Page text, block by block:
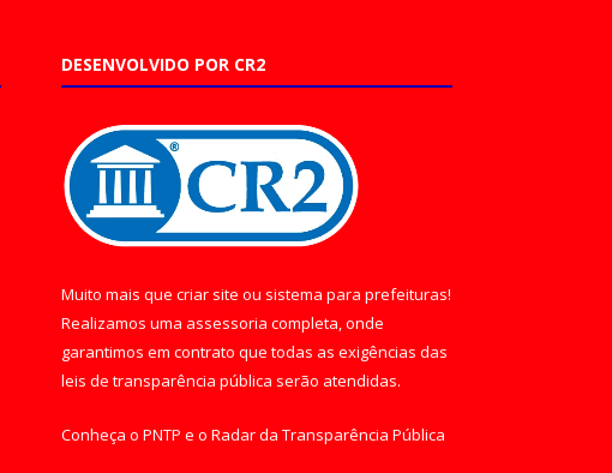
DESENVOLVIDO POR CR2
Muito mais que criar site ou sistema para prefeituras!
Realizamos uma assessoria completa, onde
garantimos em contrato que todas as exigências das
leis de transparência pública serão atendidas.
Conheça o PNTP e o Radar da Transparência Pública